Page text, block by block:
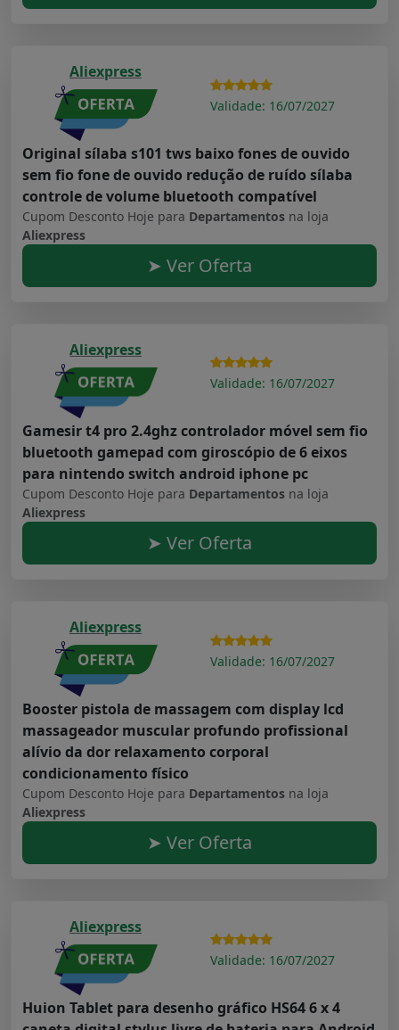
Aliexpress
Validade: 16/07/2027
Original sílaba s101 tws baixo fones de ouvido
sem fio fone de ouvido redução de ruído sílaba
controle de volume bluetooth compatível
Cupom Desconto Hoje para Departamentos na loja
Aliexpress
➤ Ver Oferta
Aliexpress
Validade: 16/07/2027
Gamesir t4 pro 2.4ghz controlador móvel sem fio
bluetooth gamepad com giroscópio de 6 eixos
para nintendo switch android iphone pc
Cupom Desconto Hoje para Departamentos na loja
Aliexpress
➤ Ver Oferta
Aliexpress
Validade: 16/07/2027
Booster pistola de massagem com display lcd
massageador muscular profundo profissional
alívio da dor relaxamento corporal
condicionamento físico
Cupom Desconto Hoje para Departamentos na loja
Aliexpress
➤ Ver Oferta
Aliexpress
Validade: 16/07/2027
Huion Tablet para desenho gráfico HS64 6 x 4